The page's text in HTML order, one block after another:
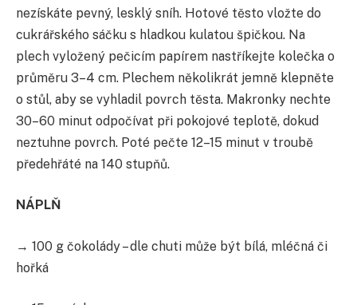
nezískáte pevný, lesklý sníh. Hotové těsto vložte do
cukrářského sáčku s hladkou kulatou špičkou. Na
plech vyložený pečicím papírem nastříkejte kolečka o
průměru 3–4 cm. Plechem několikrát jemně klepněte
o stůl, aby se vyhladil povrch těsta. Makronky nechte
30–60 minut odpočívat při pokojové teplotě, dokud
neztuhne povrch. Poté pečte 12–15 minut v troubě
předehřáté na 140 stupňů.
NÁPLŇ
→ 100 g čokolády – dle chuti může být bílá, mléčná či
hořká